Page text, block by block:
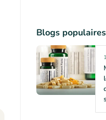
Blogs populaires